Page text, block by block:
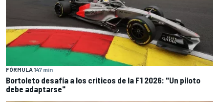
FÓRMULA 147 min
Bortoleto desafía a los críticos de la F1 2026: "Un piloto
debe adaptarse"